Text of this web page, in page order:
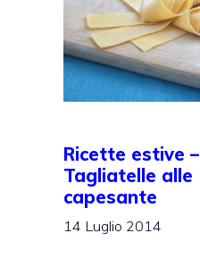
Ricette estive –
Tagliatelle alle
capesante
14 Luglio 2014